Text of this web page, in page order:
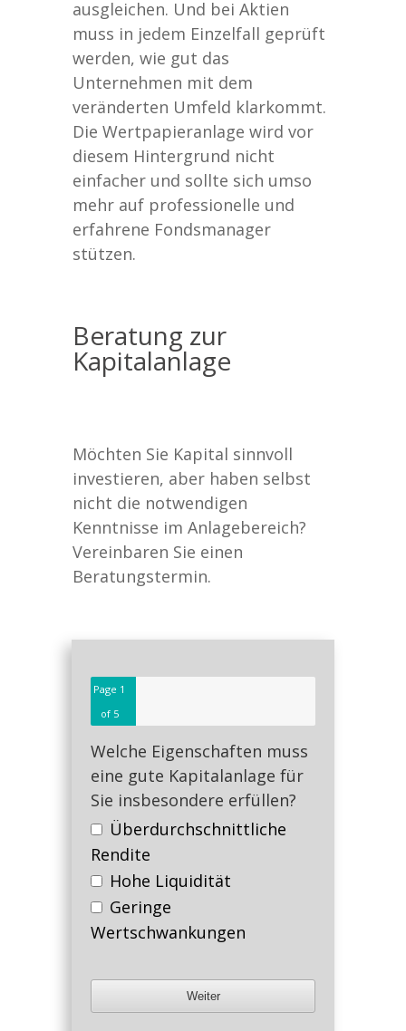
ausgleichen. Und bei Aktien
muss in jedem Einzelfall geprüft
werden, wie gut das
Unternehmen mit dem
veränderten Umfeld klarkommt.
Die Wertpapieranlage wird vor
diesem Hintergrund nicht
einfacher und sollte sich umso
mehr auf professionelle und
erfahrene Fondsmanager
stützen.
Beratung zur
Kapitalanlage
Möchten Sie Kapital sinnvoll
investieren, aber haben selbst
nicht die notwendigen
Kenntnisse im Anlagebereich?
Vereinbaren Sie einen
Beratungstermin.
Page 1
of 5
Welche Eigenschaften muss
eine gute Kapitalanlage für
Sie insbesondere erfüllen?
Überdurchschnittliche
Rendite
Hohe Liquidität
Geringe
Wertschwankungen
Weiter